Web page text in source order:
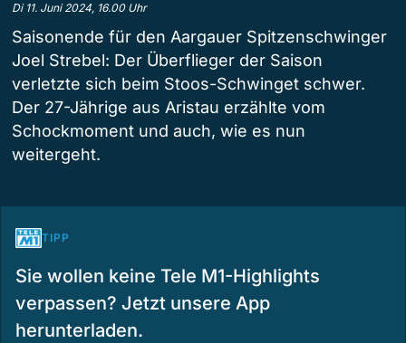
Di 11. Juni 2024, 16.00 Uhr
Saisonende für den Aargauer Spitzenschwinger
Joel Strebel: Der Überflieger der Saison
verletzte sich beim Stoos-Schwinget schwer.
Der 27-Jährige aus Aristau erzählte vom
Schockmoment und auch, wie es nun
weitergeht.
TIPP
Sie wollen keine Tele M1-Highlights
verpassen? Jetzt unsere App
herunterladen.